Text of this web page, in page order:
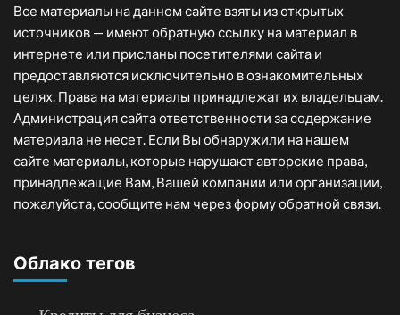
Все материалы на данном сайте взяты из открытых
источников — имеют обратную ссылку на материал в
интернете или присланы посетителями сайта и
предоставляются исключительно в ознакомительных
целях. Права на материалы принадлежат их владельцам.
Администрация сайта ответственности за содержание
материала не несет. Если Вы обнаружили на нашем
сайте материалы, которые нарушают авторские права,
принадлежащие Вам, Вашей компании или организации,
пожалуйста, сообщите нам через форму обратной связи.
Облако тегов